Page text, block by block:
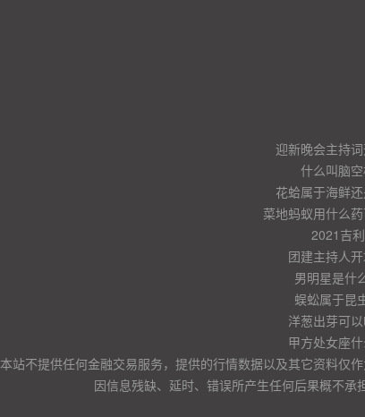
迎新晚会主持
什么叫脑
花蛤属于海鲜
菜地蚂蚁用什么
2021吉利
团建主持人
男明星是什
蜈蚣属于昆
洋葱出芽可
甲方处女座
本站不提供任何金融交易服务，提供的行情数据以及其它资料仅
因信息残缺、延时、错误所产生任何后果概不承